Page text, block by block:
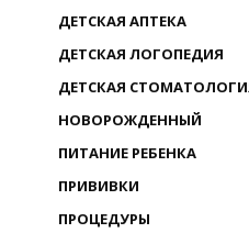
ДЕТСКАЯ АПТЕКА
ДЕТСКАЯ ЛОГОПЕДИЯ
ДЕТСКАЯ
НОВОРОЖДЕННЫЙ
ПИТАНИЕ РЕБЕНКА
ПРИВИВКИ
ПРОЦЕДУРЫ